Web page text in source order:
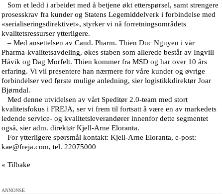
Som et ledd i arbeidet med å betjene økt etterspørsel, samt strengere
prosesskrav fra kunder og Statens Legemiddelverk i forbindelse med
«serialiseringsdirektivet», styrker vi nå forretningsområdets
kvalitetsressurser ytterligere.
– Med ansettelsen av Cand. Pharm. Thien Duc Nguyen i vår
Pharma-kvalitetsavdeling, økes staben som allerede består av Ingvill
Håvik og Dag Morfelt. Thien kommer fra MSD og har over 10 års
erfaring. Vi vil presentere han nærmere for våre kunder og øvrige
forbindelser ved første mulige anledning, sier logistikkdirektør Joar
Bjørndal.
Med denne utvidelsen av vårt Speditør 2.0-team med stort
kvalitetsfokus i FREJA, ser vi frem til fortsatt å være en av markedets
ledende service- og kvalitetsleverandører innenfor dette segmentet
også, sier adm. direktør Kjell-Arne Eloranta.
For ytterligere spørsmål kontakt: Kjell-Arne Eloranta, e-post:
kae@freja.com, tel. 22075000
« Tilbake
ANNONSE